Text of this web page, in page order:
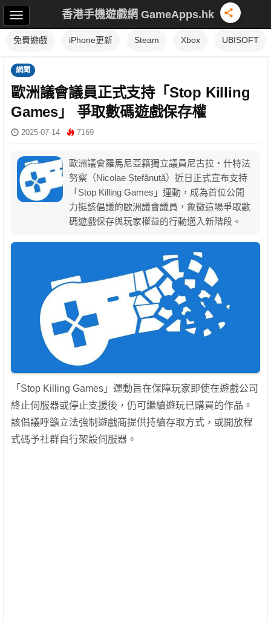
香港手機遊戲網 GameApps.hk
免費遊戲 iPhone更新 Steam Xbox UBISOFT
網聞
歐洲議會議員正式支持「Stop Killing
Games」 爭取數碼遊戲保存權
2025-07-14 7169
歐洲議會羅馬尼亞籍獨立議員尼古拉・什特法
努察（Nicolae Ștefănuță）近日正式宣布支持
「Stop Killing Games」運動，成為首位公開
力挺該倡議的歐洲議會議員，象徵這場爭取數
碼遊戲保存與玩家權益的行動邁入新階段。
「Stop Killing Games」運動旨在保障玩家即使在遊戲公司
終止伺服器或停止支援後，仍可繼續遊玩已購買的作品。
該倡議呼籲立法強制遊戲商提供持續存取方式，或開放程
式碼予社群自行架設伺服器。